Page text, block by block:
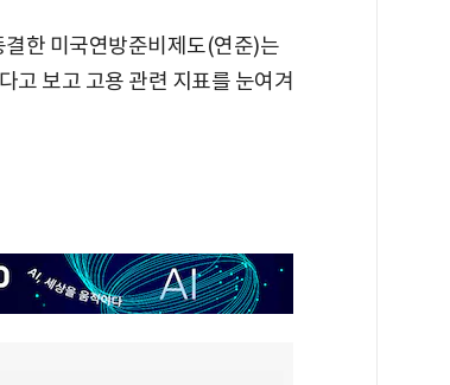
한 미국연방준비제도(연준)는
고 보고 고용 관련 지표를 눈여겨